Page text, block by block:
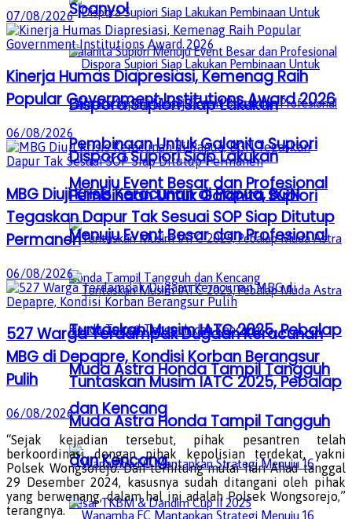
Dispora Supiori Siap Lakukan
Pembinaan Untuk Galanita Supiori
Menuju Event Besar dan Profesional
Tuntaskan Musim IATC 2025, Pebalap
Muda Astra Honda Tampil Tangguh
dan Kencang
Spanyol
Dispora Supiori Siap Lakukan
Pembinaan Untuk Galanita Supiori
Menuju Event Besar dan Profesional
Tuntaskan Musim IATC 2025, Pebalap
Muda Astra Honda Tampil Tangguh
dan Kencang
07/08/2026
Kinerja Humas Diapresiasi, Kemenag Raih
Popular Government Institutions Award 2026
06/08/2026
MBG Diuji Krisis Keracunan di Papua, BGN
Tegaskan Dapur Tak Sesuai SOP Siap Ditutup
Permanen
06/08/2026
527 Warga Terdampak Dugaan Keracunan
MBG di Depapre, Kondisi Korban Berangsur
Pulih
06/08/2026
“Sejak kejadian tersebut, pihak pesantren telah
berkoordinasi dengan pihak kepolisian terdekat, yakni
Polsek Wongsorejo. Dan terhitung mulai hari Ahad tanggal
29 Desember 2024, kasusnya sudah ditangani oleh pihak
yang berwenang, dalam hal ini adalah Polsek Wongsorejo,”
terangnya.